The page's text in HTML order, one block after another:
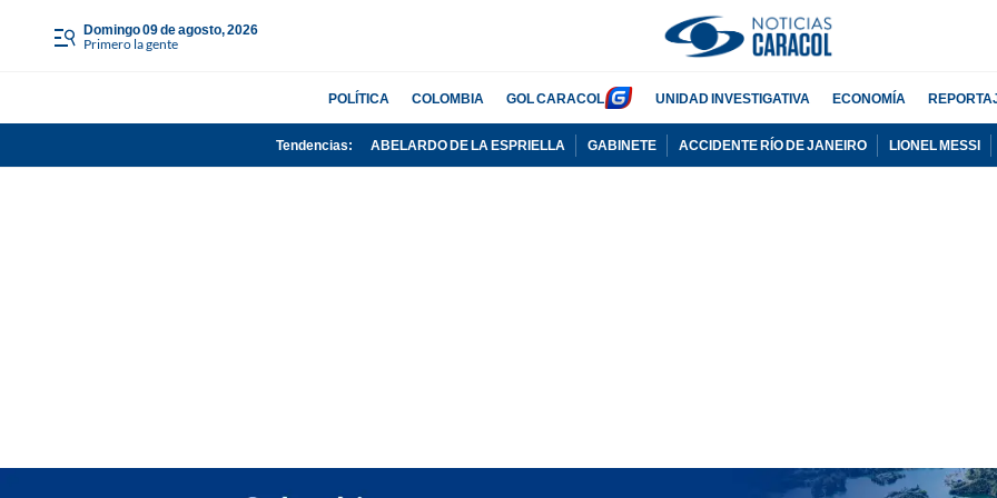
domingo 09 de agosto, 2026
Primero la gente
POLÍTICA COLOMBIA GOL CARACOL UNIDAD INVESTIGATIVA ECONOMÍA
Tendencias: ABELARDO DE LA ESPRIELLA GABINETE ACCIDENTE RÍO DE JANEIRO LIONEL MESSI